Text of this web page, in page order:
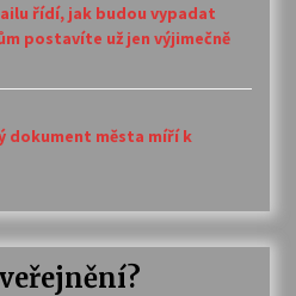
řídí, jak budou vypadat
postavíte už jen výjimečně
dokument města míří k